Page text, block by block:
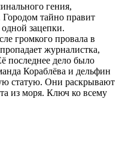
гения,
тайно правит
зацепки.
громкого провала в
журналистка,
последнее дело было
Кораблёва и дельфин
статую. Они раскрывают
из моря. Ключ ко всему